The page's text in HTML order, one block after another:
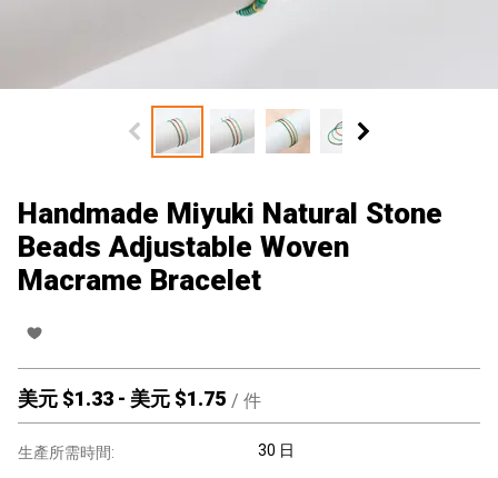
Handmade Miyuki Natural Stone
Beads Adjustable Woven
Macrame Bracelet
美元 $1.33 - 美元 $1.75 / 件
生產所需時間: 30 日